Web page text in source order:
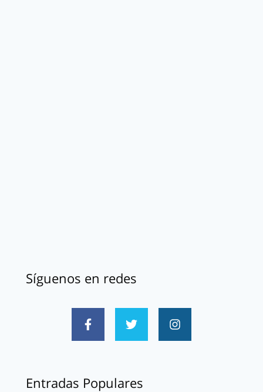
Síguenos en redes
Entradas Populares